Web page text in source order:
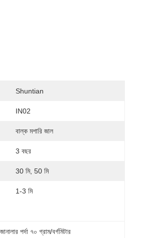
Shuntian
IN02
বাল্ক মশারি জাল
3 বছর
30 মি, 50 মি
1-3 মি
পর্দা ৭০ গ্রাম/বর্গমিটার